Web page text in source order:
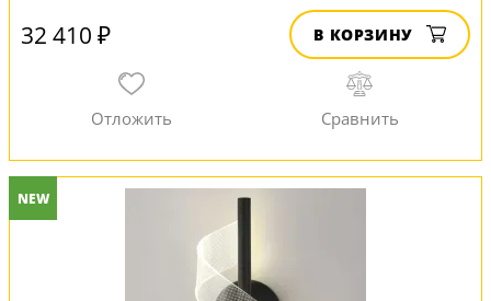
32 410 ₽ В КОРЗИНУ
NEW